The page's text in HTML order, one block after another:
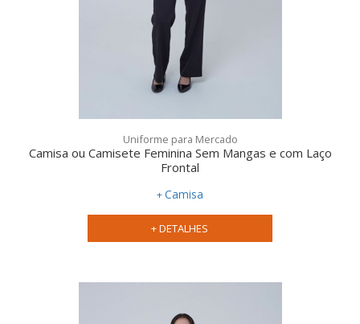
Uniforme para Mercado
Camisa ou Camisete Feminina Sem Mangas e com Laço
Frontal
Camisa
+ DETALHES